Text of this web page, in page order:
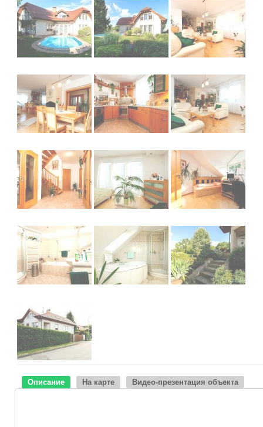
Описание На карте Видео-презентация объекта